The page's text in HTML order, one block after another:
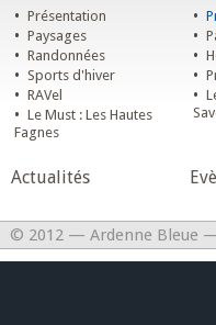
• Présentation
• Paysages
• Randonnées
• Sports d'hiver
• RAVel
• Le Must : Les Hautes
Fagnes
•
•
•
•
•
Actualités
© 2012 — Ardenne Bleue